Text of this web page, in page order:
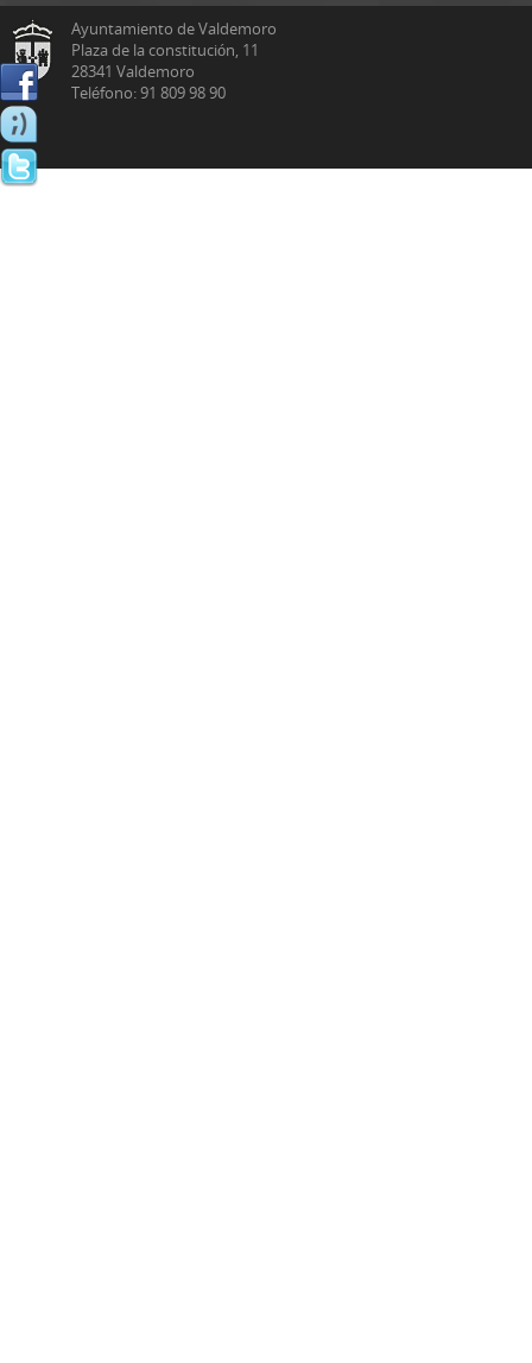
Ayuntamiento de Valdemoro
Plaza de la constitución, 11
28341 Valdemoro
Teléfono: 91 809 98 90